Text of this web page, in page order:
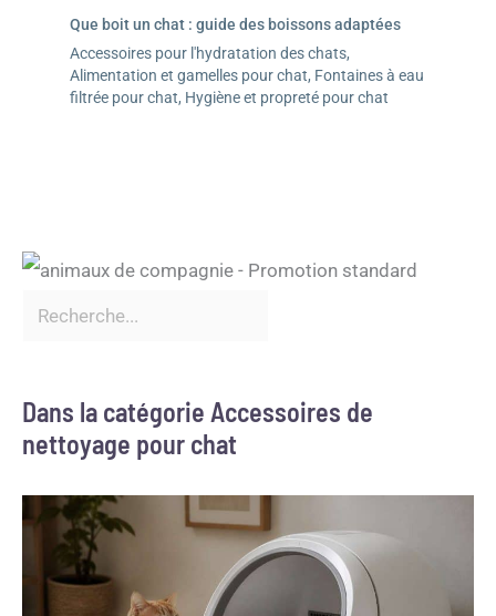
Que boit un chat : guide des boissons adaptées
Accessoires pour l'hydratation des chats,
Alimentation et gamelles pour chat, Fontaines à eau
filtrée pour chat, Hygiène et propreté pour chat
Dans la catégorie Accessoires de
nettoyage pour chat